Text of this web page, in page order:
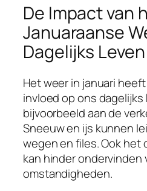
De Impact van
Januaraanse
Dagelijks Leven
Het weer in januari
invloed op ons dagelijks
bijvoorbeeld aan de
Sneeuw en ijs kunnen
wegen en files. Ook het
kan hinder ondervinden
omstandigheden.